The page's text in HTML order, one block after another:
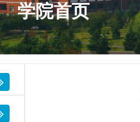
学院首页